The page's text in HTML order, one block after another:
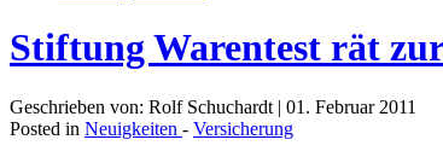
Stiftung Warentest rät
Geschrieben von: Rolf Schuchardt | 01. Februar 2011
Posted in Neuigkeiten - Versicherung